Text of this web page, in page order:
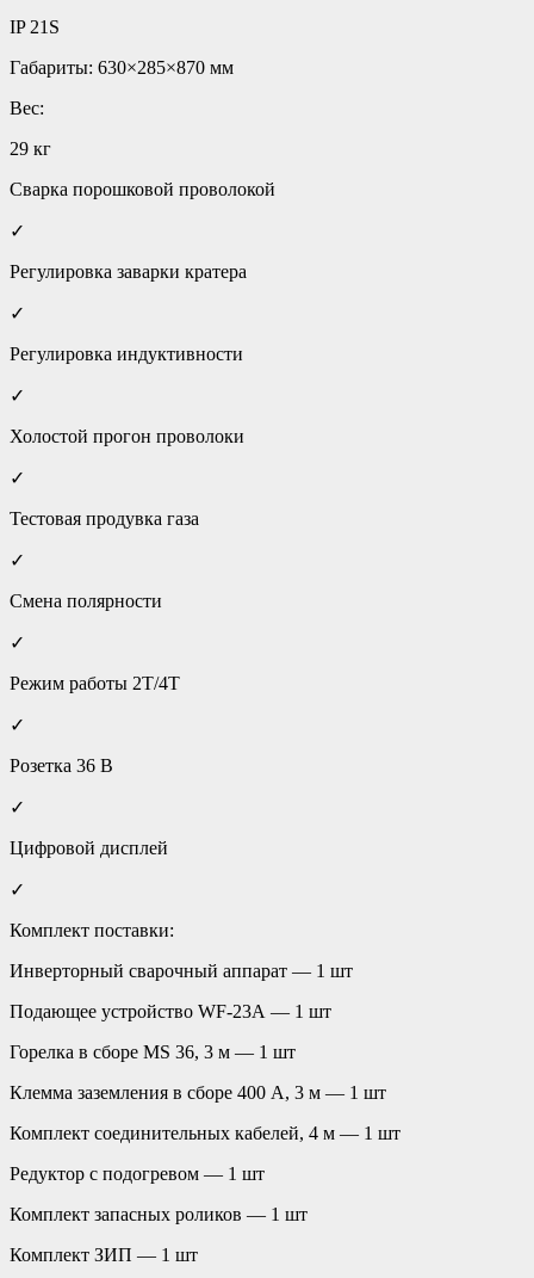
IP 21S
Габариты: 630×285×870 мм
Вес:
29 кг
Сварка порошковой проволокой
✓
Регулировка заварки кратера
✓
Регулировка индуктивности
✓
Холостой прогон проволоки
✓
Тестовая продувка газа
✓
Смена полярности
✓
Режим работы 2Т/4Т
✓
Розетка 36 В
✓
Цифровой дисплей
✓
Комплект поставки:
Инверторный сварочный аппарат — 1 шт
Подающее устройство WF-23А — 1 шт
Горелка в сборе MS 36, 3 м — 1 шт
Клемма заземления в сборе 400 А, 3 м — 1 шт
Комплект соединительных кабелей, 4 м — 1 шт
Редуктор с подогревом — 1 шт
Комплект запасных роликов — 1 шт
Комплект ЗИП — 1 шт